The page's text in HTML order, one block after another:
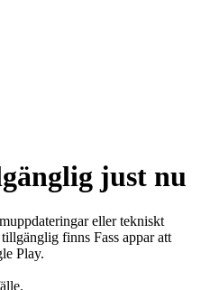
just nu
eller tekniskt
finns Fass appar att
Play.